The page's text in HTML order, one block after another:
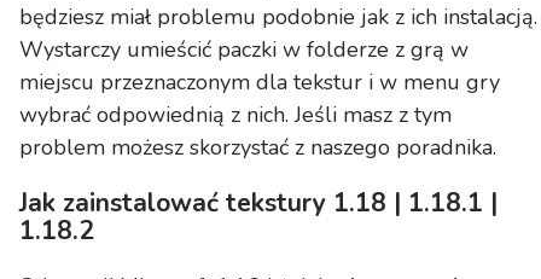
będziesz miał problemu podobnie jak z ich instalacją.
Wystarczy umieścić paczki w folderze z grą w
miejscu przeznaczonym dla tekstur i w menu gry
wybrać odpowiednią z nich. Jeśli masz z tym
problem możesz skorzystać z naszego poradnika.
Jak zainstalować tekstury 1.18 | 1.18.1 |
1.18.2